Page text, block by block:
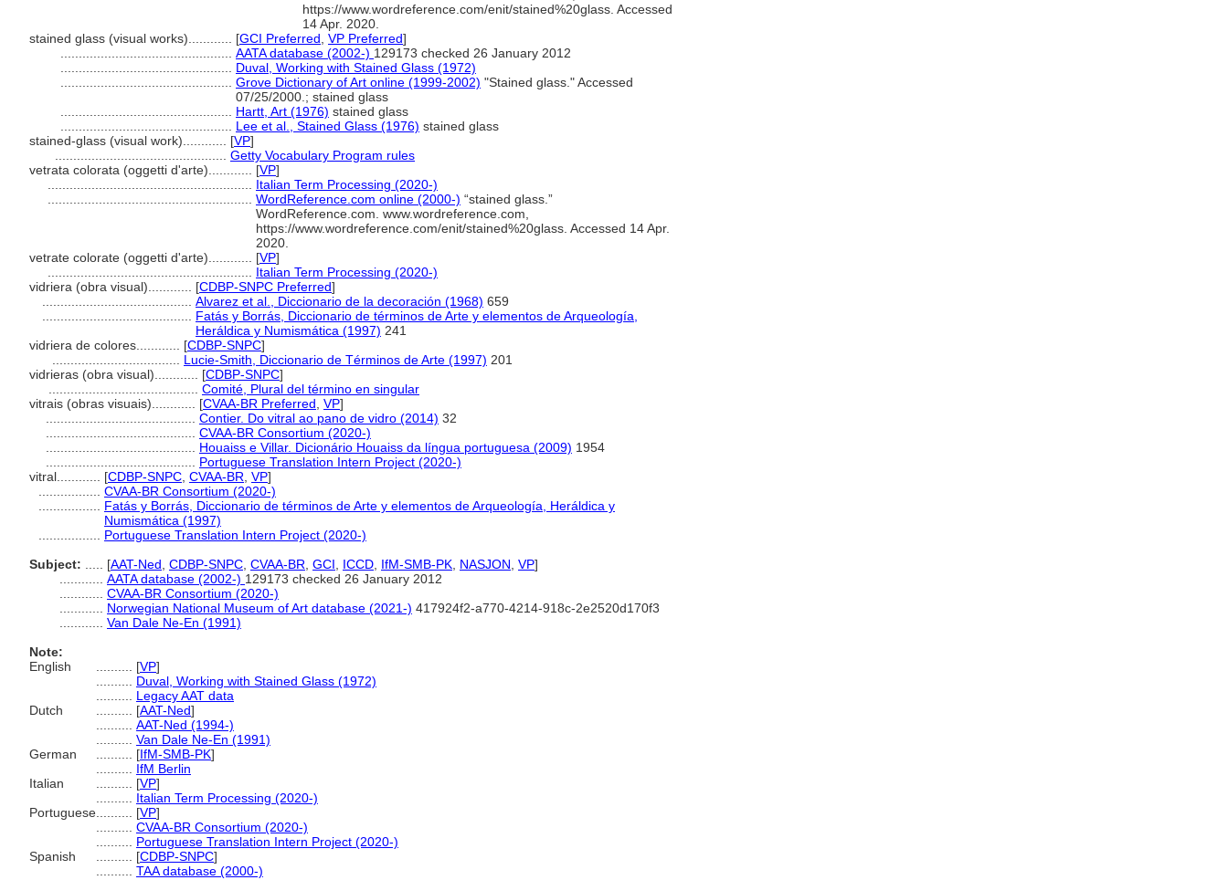
https://www.wordreference.com/enit/stained%20glass. Accessed
14 Apr. 2020.
stained glass (visual works)............ [GCI Preferred VP Preferred]
AATA database (2002-) 129173 checked 26 January 2012
Duval, Working with Stained Glass (1972)
Grove Dictionary of Art online (1999-2002) "Stained glass." Accessed
07/25/2000.; stained glass
Hartt, Art (1976) stained glass
Lee et al., Stained Glass (1976) stained glass
stained-glass (visual work)............ [VP]
Getty Vocabulary Program rules
vetrata colorata (oggetti d'arte)............ [VP]
Italian Term Processing (2020-)
WordReference.com online (2000-) “stained glass.”
WordReference.com. www.wordreference.com,
https://www.wordreference.com/enit/stained%20glass. Accessed 14 Apr.
2020.
vetrate colorate (oggetti d'arte)............ [VP]
Italian Term Processing (2020-)
vidriera (obra visual)............ [CDBP-SNPC Preferred]
Alvarez et al., Diccionario de la decoración (1968) 659
Fatás y Borrás, Diccionario de términos de Arte y elementos de Arqueología,
Heráldica y Numismática (1997) 241
vidriera de colores............ [CDBP-SNPC]
Lucie-Smith, Diccionario de Términos de Arte (1997) 201
vidrieras (obra visual)............ [CDBP-SNPC]
Comité, Plural del término en singular
vitrais (obras visuais)............ [CVAA-BR Preferred VP]
Contier. Do vitral ao pano de vidro (2014) 32
CVAA-BR Consortium (2020-)
Houaiss e Villar. Dicionário Houaiss da língua portuguesa (2009) 1954
Portuguese Translation Intern Project (2020-)
vitral............ [CDBP-SNPC CVAA-BR VP]
CVAA-BR Consortium (2020-)
Fatás y Borrás, Diccionario de términos de Arte y elementos de Arqueología, Heráldica y
Numismática (1997)
Portuguese Translation Intern Project (2020-)
Subject:
[AAT-Ned CDBP-SNPC CVAA-BR GCI ICCD IfM-SMB-PK NASJON VP]
AATA database (2002-) 129173 checked 26 January 2012
CVAA-BR Consortium (2020-)
Norwegian National Museum of Art database (2021-) 417924f2-a770-4214-918c-2e2520d170f3
Van Dale Ne-En (1991)
Note:
English
[VP]
Duval, Working with Stained Glass (1972)
Legacy AAT data
Dutch
[AAT-Ned]
AAT-Ned (1994-)
Van Dale Ne-En (1991)
German
[IfM-SMB-PK]
IfM Berlin
Italian
[VP]
Italian Term Processing (2020-)
Portuguese
[VP]
CVAA-BR Consortium (2020-)
Portuguese Translation Intern Project (2020-)
Spanish
[CDBP-SNPC]
TAA database (2000-)